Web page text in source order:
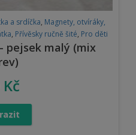
a srdíčka, Magnety, otvíráky,
, Přívěsky ručně šité, Pro děti
pejsek malý (mix
Kč